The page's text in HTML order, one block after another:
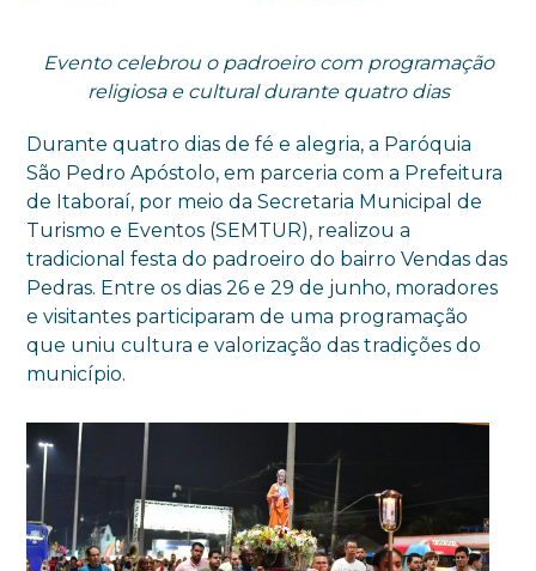
Evento celebrou o padroeiro com programação
religiosa e cultural durante quatro dias
Durante quatro dias de fé e alegria, a Paróquia
São Pedro Apóstolo, em parceria com a Prefeitura
de Itaboraí, por meio da Secretaria Municipal de
Turismo e Eventos (SEMTUR), realizou a
tradicional festa do padroeiro do bairro Vendas das
Pedras. Entre os dias 26 e 29 de junho, moradores
e visitantes participaram de uma programação
que uniu cultura e valorização das tradições do
município.